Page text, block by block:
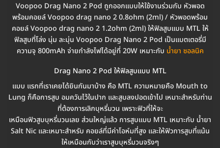
Voopoo Drag Nano 2 Pod ถูกออกแบบให้ใช้งานร่วมกับ หัวพอด
พร้อมคอยล์ Voopoo drag nano 2 0.8ohm (2ml) / หัวพอดพร้อม
คอยล์ Voopoo drag nano 2 1.2ohm (2ml) ให้ฟิลสูบแบบ MTL ให้
ฟิลสูบที่โล่ง นุ่ม ละมุ่น Voopoo Drag Nano 2 Pod เป็นแบตเตอรี่มี
ความจุ 800mAh จ่ายกำลังไฟได้อยู่ที่ 20W เหมาะกับ น้ำยา ซอลนิค
Drag Nano 2 Pod ให้ฟิลสูบแบบ MTL
แบบ แรกที่เราเคยได้ยินกันมาบ้าง คือ MTL ความหมายคือ Mouth to
Lung ก็คือการสูบ อมควันไว้ในปาก และสูบลงปอดเข้าไป เหมาะสำหรับท่าน
ที่ต้องการเลิกบุหรี่มวน เพราะฟิวที่ให้จะ
เหมือนฟิวสูบบุหรี่มวนเลย ส่วนใหญ่แล้ว การสูบแบบ MTL เหมาะกับ น้ำยา
Salt Nic และเหมาะสำหรับ คอยล์ที่มีค่าโอห์มที่สูง และให้ฟิวการสูบที่แน้น
ให้เหมือนกับว่าเราสูบบุหรี่มวนจริงๆ